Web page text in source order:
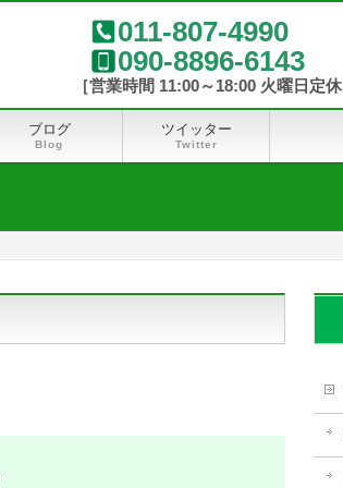
011-807-4990
090-8896-6143
ブログ
Blog
ツイッター
Twitter